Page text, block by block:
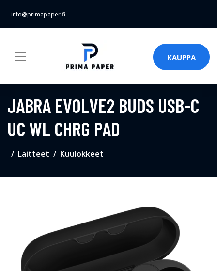
info@primapaper.fi
KAUPPA
JABRA EVOLVE2 BUDS USB-C
UC WL CHRG PAD
Laitteet Kuulokkeet